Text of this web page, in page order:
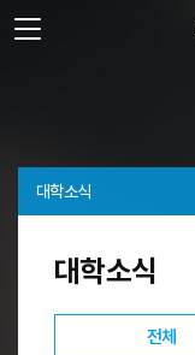
대학소식
대학소식
전체
선택됨